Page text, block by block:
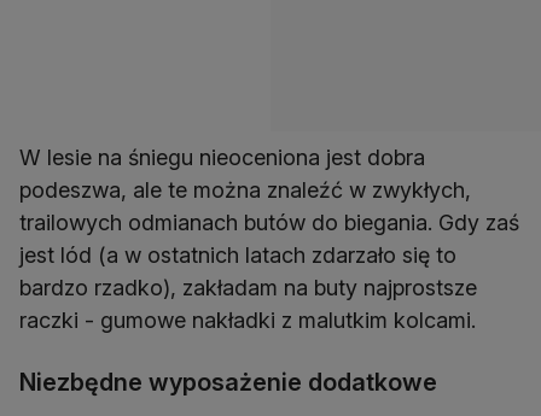
W lesie na śniegu nieoceniona jest dobra
podeszwa, ale te można znaleźć w zwykłych,
trailowych odmianach butów do biegania. Gdy zaś
jest lód (a w ostatnich latach zdarzało się to
bardzo rzadko), zakładam na buty najprostsze
raczki - gumowe nakładki z malutkim kolcami.
Niezbędne wyposażenie dodatkowe